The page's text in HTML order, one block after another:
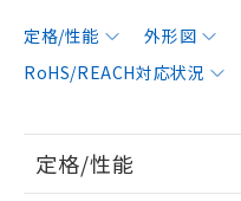
定格/性能 外形図
RoHS/REACH対応状況
定格/性能